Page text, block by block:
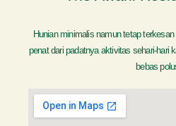
Hunian minimalis namun tetap
penat dari padatnya aktivitas sehari-hari
bebas